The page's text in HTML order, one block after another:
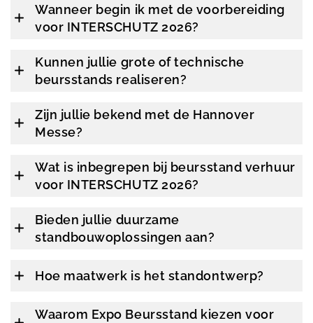
Wanneer begin ik met de voorbereiding
voor INTERSCHUTZ 2026?
Kunnen jullie grote of technische
beursstands realiseren?
Zijn jullie bekend met de Hannover
Messe?
Wat is inbegrepen bij beursstand verhuur
voor INTERSCHUTZ 2026?
Bieden jullie duurzame
standbouwoplossingen aan?
Hoe maatwerk is het standontwerp?
Waarom Expo Beursstand kiezen voor